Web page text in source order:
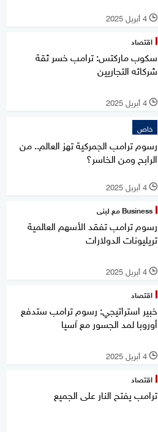
l 4 أبريل 2025
اقتصاد
سكوب ماركتس: ترامب خسر ثقة
شركائه التجاريين
l 4 أبريل 2025
خاص
رسوم ترامب الجمركية تهز العالم.. من
الرابح ومن الخاسر؟
l 4 أبريل 2025
Business مع لبنى
رسوم ترامب تفقد الأسهم العالمية
تريليونات الدولارات
l 4 أبريل 2025
اقتصاد
خبير استراتيجي: رسوم ترامب ستدفع
أوروبا لمد الجسور مع آسيا
l 4 أبريل 2025
اقتصاد
ترامب يفتح النار على الجميع